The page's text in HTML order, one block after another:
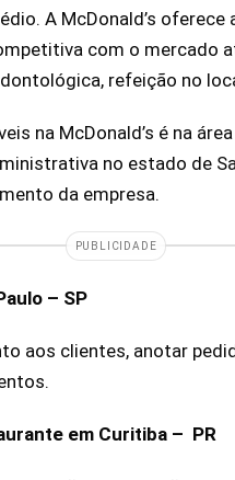
A McDonald’s
com o mercado
refeição no
na McDonald’s é na
no estado de
da empresa.
PUBLICIDADE
– SP
aos clientes, anotar
em Curitiba – PR